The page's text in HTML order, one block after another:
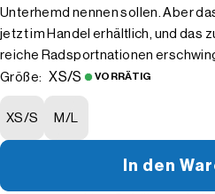
Unterhemd nennen sollen. Aber
jetzt im Handel erhältlich, und das
reiche Radsportnationen
Größe:
XS/S VORRÄTIG
XS/S M/L
In den